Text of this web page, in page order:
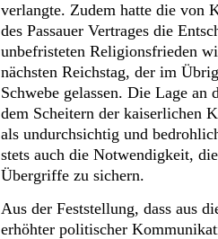
verlangte. Zudem hatte die von
des Passauer Vertrages die
unbefristeten Religionsfrieden
nächsten Reichstag, der im
Schwebe gelassen. Die Lage an
dem Scheitern der kaiserlichen
als undurchsichtig und
stets auch die Notwendigkeit,
Übergriffe zu sichern.
Aus der Feststellung, dass aus
erhöhter politischer